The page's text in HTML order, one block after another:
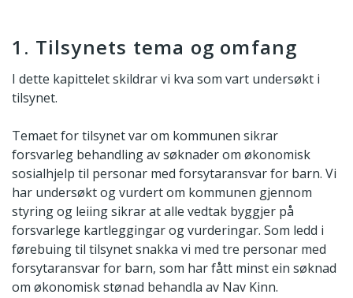
1. Tilsynets tema og omfang
I dette kapittelet skildrar vi kva som vart undersøkt i
tilsynet.
Temaet for tilsynet var om kommunen sikrar
forsvarleg behandling av søknader om økonomisk
sosialhjelp til personar med forsytaransvar for barn. Vi
har undersøkt og vurdert om kommunen gjennom
styring og leiing sikrar at alle vedtak byggjer på
forsvarlege kartleggingar og vurderingar. Som ledd i
førebuing til tilsynet snakka vi med tre personar med
forsytaransvar for barn, som har fått minst ein søknad
om økonomisk stønad behandla av Nav Kinn.